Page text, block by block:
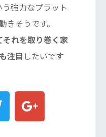
強力なプラット
きそうです。
れを取り巻く家
注目 したいです